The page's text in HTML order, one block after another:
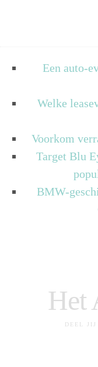
Een auto-
Welke
Voorkom
Target Blu
BMW-
Het
DEEL